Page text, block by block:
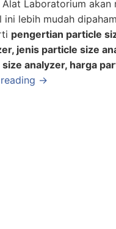
Laboratorium akan
ini lebih mudah
pengertian particle
jenis particle size
analyzer, harga
→